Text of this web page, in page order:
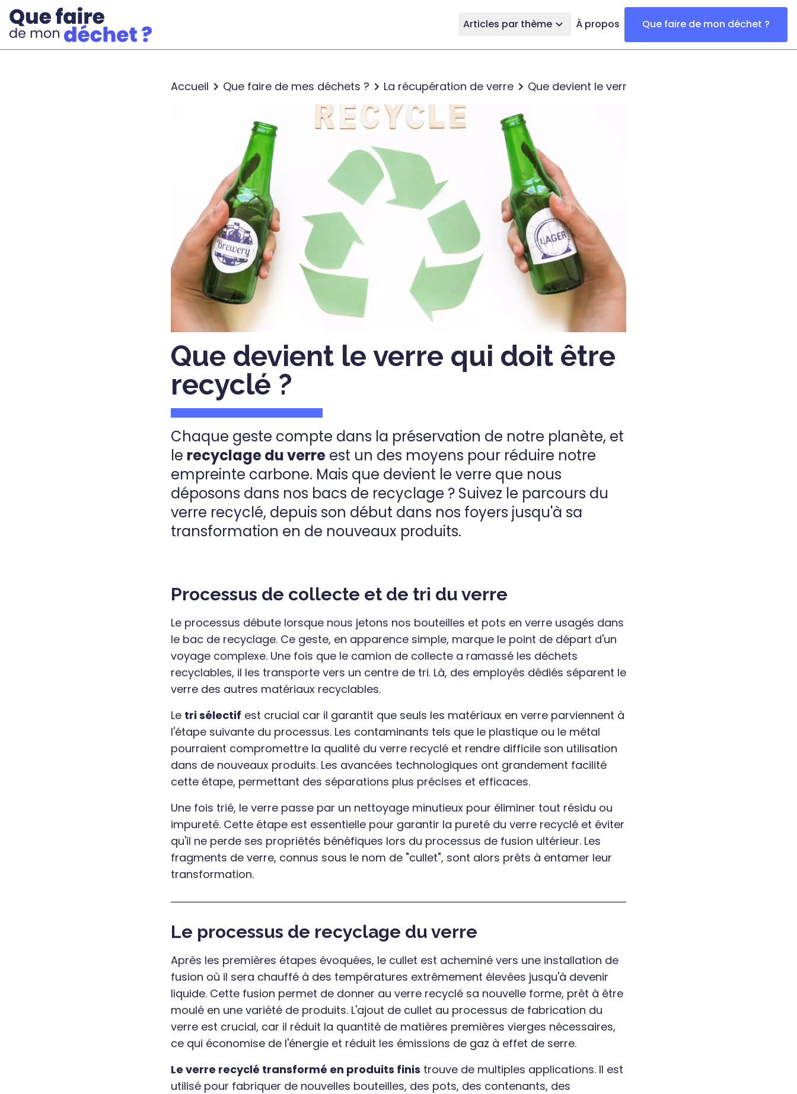
Articles par thème À propos Que faire de mon déchet ?
Accueil Que faire de mes déchets ? La récupération de verre Que devient le verre qui doit être recyclé ?
Que devient le verre qui doit être
recyclé ?
Chaque geste compte dans la préservation de notre planète, et
le recyclage du verre est un des moyens pour réduire notre
empreinte carbone. Mais que devient le verre que nous
déposons dans nos bacs de recyclage ? Suivez le parcours du
verre recyclé, depuis son début dans nos foyers jusqu'à sa
transformation en de nouveaux produits.
Processus de collecte et de tri du verre
Le processus débute lorsque nous jetons nos bouteilles et pots en verre usagés dans
le bac de recyclage. Ce geste, en apparence simple, marque le point de départ d'un
voyage complexe. Une fois que le camion de collecte a ramassé les déchets
recyclables, il les transporte vers un centre de tri. Là, des employés dédiés séparent le
verre des autres matériaux recyclables.
Le tri sélectif est crucial car il garantit que seuls les matériaux en verre parviennent à
l'étape suivante du processus. Les contaminants tels que le plastique ou le métal
pourraient compromettre la qualité du verre recyclé et rendre difficile son utilisation
dans de nouveaux produits. Les avancées technologiques ont grandement facilité
cette étape, permettant des séparations plus précises et efficaces.
Une fois trié, le verre passe par un nettoyage minutieux pour éliminer tout résidu ou
impureté. Cette étape est essentielle pour garantir la pureté du verre recyclé et éviter
qu'il ne perde ses propriétés bénéfiques lors du processus de fusion ultérieur. Les
fragments de verre, connus sous le nom de "cullet", sont alors prêts à entamer leur
transformation.
Le processus de recyclage du verre
Après les premières étapes évoquées, le cullet est acheminé vers une installation de
fusion où il sera chauffé à des températures extrêmement élevées jusqu'à devenir
liquide. Cette fusion permet de donner au verre recyclé sa nouvelle forme, prêt à être
moulé en une variété de produits. L'ajout de cullet au processus de fabrication du
verre est crucial, car il réduit la quantité de matières premières vierges nécessaires,
ce qui économise de l'énergie et réduit les émissions de gaz à effet de serre.
Le verre recyclé transformé en produits finis trouve de multiples applications. Il est
utilisé pour fabriquer de nouvelles bouteilles, des pots, des contenants, des